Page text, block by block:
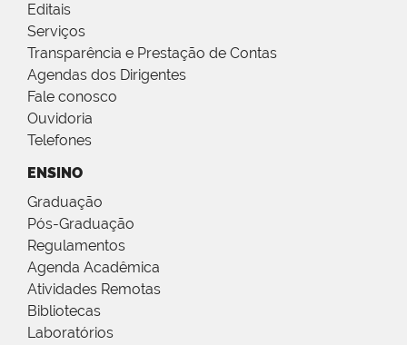
Editais
Serviços
Transparência e Prestação de Contas
Agendas dos Dirigentes
Fale conosco
Ouvidoria
Telefones
ENSINO
Graduação
Pós-Graduação
Regulamentos
Agenda Acadêmica
Atividades Remotas
Bibliotecas
Laboratórios